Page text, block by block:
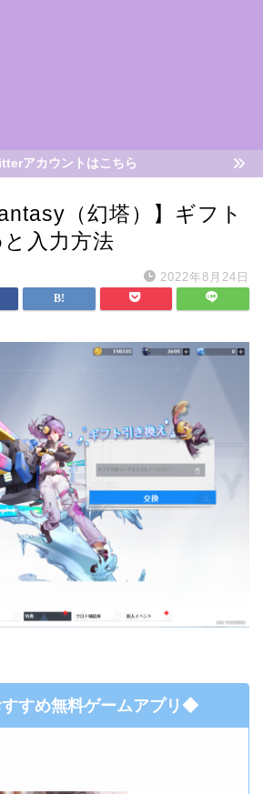
アカウントはこちら
（幻塔）】ギフト
入力方法
2022年8月24日
すめ無料ゲームアプリ◆